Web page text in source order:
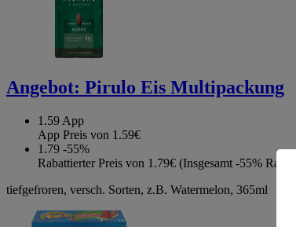
Angebot: Pirulo Eis Multipackung
1.59 App
App Preis von 1.59€
1.79 -55%
Rabattierter Preis von 1.79€ (Insgesamt -55% Rabatt)
tiefgefroren, versch. Sorten, z.B. Watermelon, 365ml